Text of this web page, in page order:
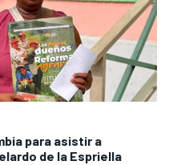
para asistir a
de la Espriella